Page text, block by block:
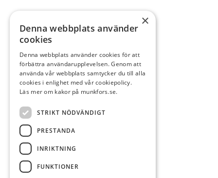
×
Denna webbplats använder
cookies
Denna webbplats använder cookies för att
förbättra användarupplevelsen. Genom att
använda vår webbplats samtycker du till alla
cookies i enlighet med vår cookiepolicy.
Läs mer om kakor på munkfors.se.
STRIKT NÖDVÄNDIGT
PRESTANDA
INRIKTNING
FUNKTIONER